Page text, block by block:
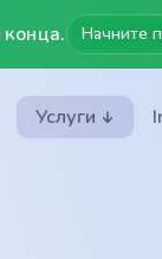
Начните
Услуги